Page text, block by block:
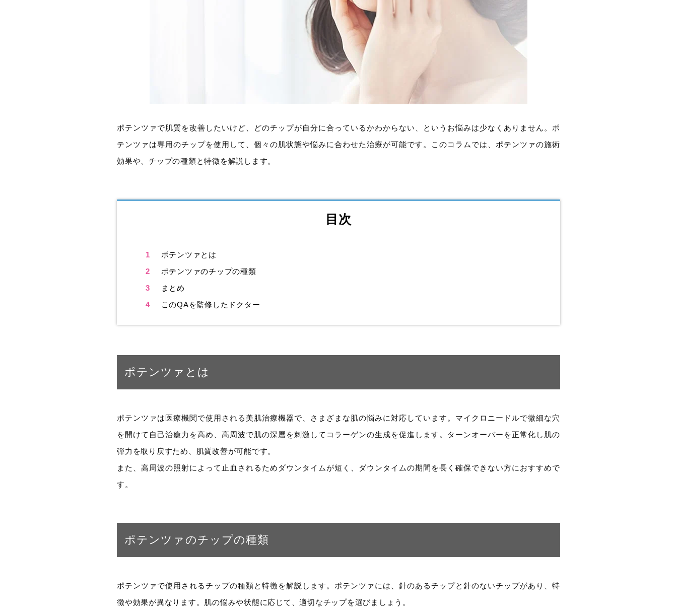
ポテンツァで肌質を改善したいけど、どのチップが自分に合っているかわからない、というお悩みは少なくありません。ポ
テンツァは専用のチップを使用して、個々の肌状態や悩みに合わせた治療が可能です。このコラムでは、ポテンツァの施術
効果や、チップの種類と特徴を解説します。
目次
1
ポテンツァとは
2
ポテンツァのチップの種類
3
まとめ
4
このQAを監修したドクター
ポテンツァとは
ポテンツァは医療機関で使用される美肌治療機器で、さまざまな肌の悩みに対応しています。マイクロニードルで微細な穴
を開けて自己治癒力を高め、高周波で肌の深層を刺激してコラーゲンの生成を促進します。ターンオーバーを正常化し肌の
弾力を取り戻すため、肌質改善が可能です。
また、高周波の照射によって止血されるためダウンタイムが短く、ダウンタイムの期間を長く確保できない方におすすめで
す。
ポテンツァのチップの種類
ポテンツァで使用されるチップの種類と特徴を解説します。ポテンツァには、針のあるチップと針のないチップがあり、特
徴や効果が異なります。肌の悩みや状態に応じて、適切なチップを選びましょう。